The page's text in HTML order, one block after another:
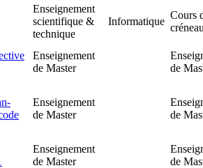
Enseignement
scientifique &
technique
Informatique
Cours
Enseignement
de Master
de
Enseignement
de Master
de
Enseignement
de Master
de